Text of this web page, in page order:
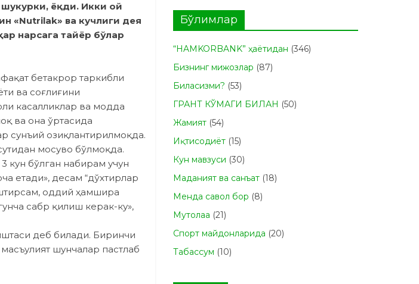
ёқди. Икки ой
«Nutrilak» ва кучлиги дея
нарсага тайёр бўлар
бетакрор таркибли
ва соғлиғини
касаллик­лар ва модда
ва она ўртасида
сунъий озиқлантирилмоқда.
мосуво бўлмоқда.
кун бўлган набирам учун
етади», десам “дўхтирлар
оддий ҳамшира
сабр қилиш керак-ку»,
деб билади. Биринчи
шунчалар пастлаб
Бўлимлар
“HAMKORBANK” ҳаётидан (346)
Бизнинг мижозлар (87)
Биласизми? (53)
ГРАНТ КЎМАГИ БИЛАН (50)
Жамият (54)
Иқтисодиёт (15)
Кун мавзуси (30)
Маданият ва санъат (18)
Менда савол бор (8)
Мутолаа (21)
Спорт майдонларида (20)
Табасcум (10)